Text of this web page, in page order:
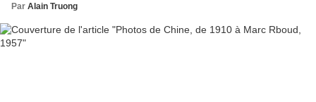
Par Alain Truong